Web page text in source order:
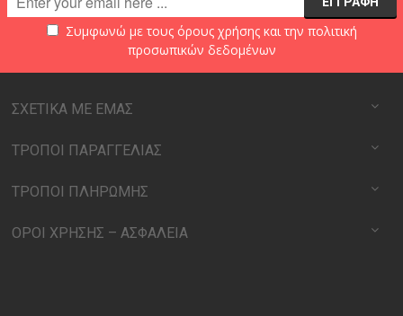
Συμφωνώ με τους όρους χρήσηςκαι την πολιτική
προσωπικών δεδομένων
ΣΧΕΤΙΚΑ ΜΕ ΕΜΑΣ
ΤΡΟΠΟΙ ΠΑΡΑΓΓΕΛΙΑΣ
ΤΡΟΠΟΙ ΠΛΗΡΩΜΗΣ
ΟΡΟΙ ΧΡΗΣΗΣ – ΑΣΦΑΛΕΙΑ